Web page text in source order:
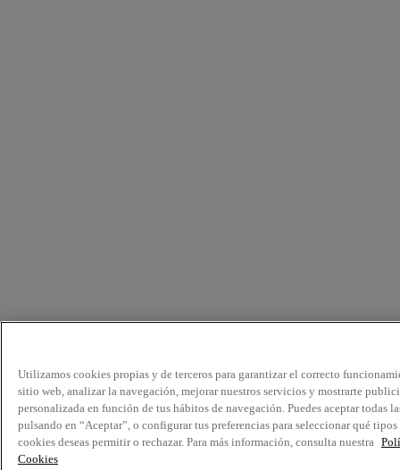
Utilizamos cookies propias y de terceros para garantizar el correcto
sitio web, analizar la navegación, mejorar nuestros servicios y mostrarte
personalizada en función de tus hábitos de navegación. Puedes aceptar todas
pulsando en “Aceptar”, o configurar tus preferencias para seleccionar qué tipos
cookies deseas permitir o rechazar. Para más información, consulta nuestra
Cookies